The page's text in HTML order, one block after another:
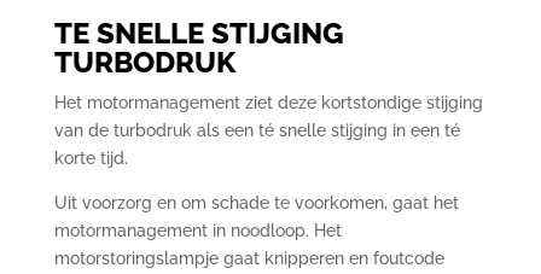
TE SNELLE STIJGING
TURBODRUK
Het motormanagement ziet deze kortstondige stijging
van de turbodruk als een té snelle stijging in een té
korte tijd.
Uit voorzorg en om schade te voorkomen, gaat het
motormanagement in noodloop. Het
motorstoringslampje gaat knipperen en foutcode